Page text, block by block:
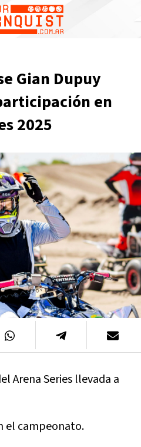
Gian Dupuy
en
2025
Arena Series llevada a
el campeonato.